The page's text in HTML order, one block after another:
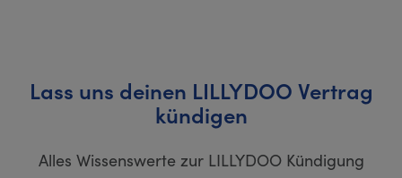
Lass uns deinen LILLYDOO Vertrag
kündigen
Alles Wissenswerte zur LILLYDOO Kündigung